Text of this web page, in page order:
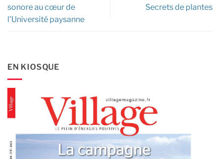
sonore au cœur de
l’Université paysanne
Secrets de plantes
EN KIOSQUE